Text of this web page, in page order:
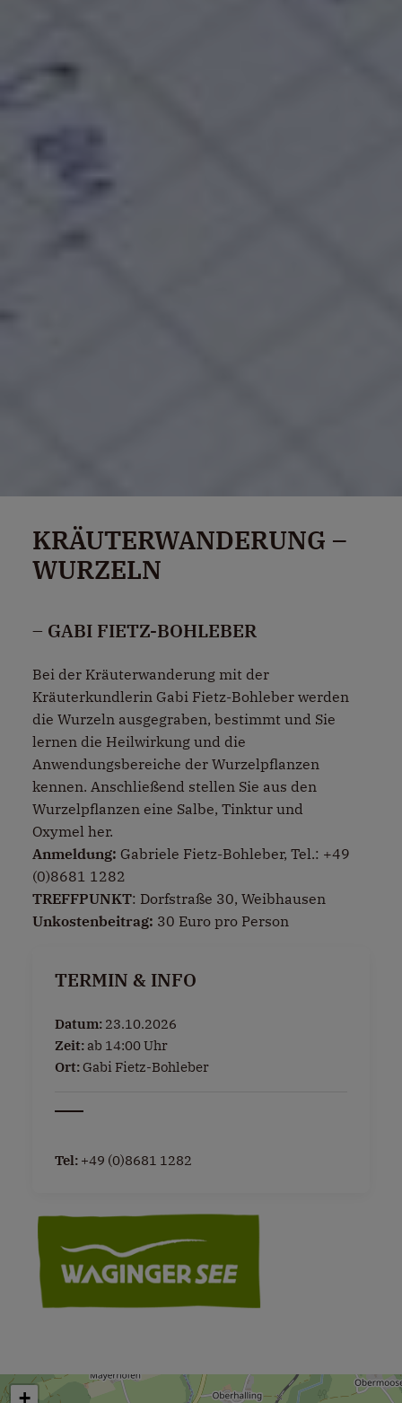
KRÄUTERWANDERUNG –
WURZELN
– GABI FIETZ-BOHLEBER
Bei der Kräuterwanderung mit der
Kräuterkundlerin Gabi Fietz-Bohleber werden
die Wurzeln ausgegraben, bestimmt und Sie
lernen die Heilwirkung und die
Anwendungsbereiche der Wurzelpflanzen
kennen. Anschließend stellen Sie aus den
Wurzelpflanzen eine Salbe, Tinktur und
Oxymel her.
Anmeldung: Gabriele Fietz-Bohleber, Tel.: +49
(0)8681 1282
TREFFPUNKT: Dorfstraße 30, Weibhausen
Unkostenbeitrag: 30 Euro pro Person
TERMIN & INFO
Datum: 23.10.2026
Zeit: ab 14:00 Uhr
Ort:Gabi Fietz-Bohleber
Tel: +49 (0)8681 1282
+